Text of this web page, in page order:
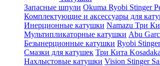
Запасные шпули Okuma Ryobi Stinger
Комплектующие и аксессуары для
Инерционные катушки Namazu Три
Мультипликаторные катушки Abu
Безынерционные катушки Ryobi
Смазки для катушек Три Кита Kosadaka
Нахлыстовые катушки Vision Stinger